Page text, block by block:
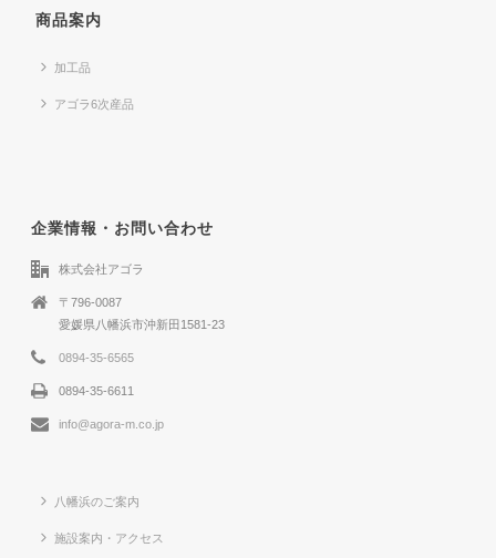
商品案内
加工品
アゴラ6次産品
企業情報・お問い合わせ
株式会社アゴラ
〒796-0087
愛媛県八幡浜市沖新田1581-23
0894-35-6565
0894-35-6611
info@agora-m.co.jp
八幡浜のご案内
施設案内・アクセス